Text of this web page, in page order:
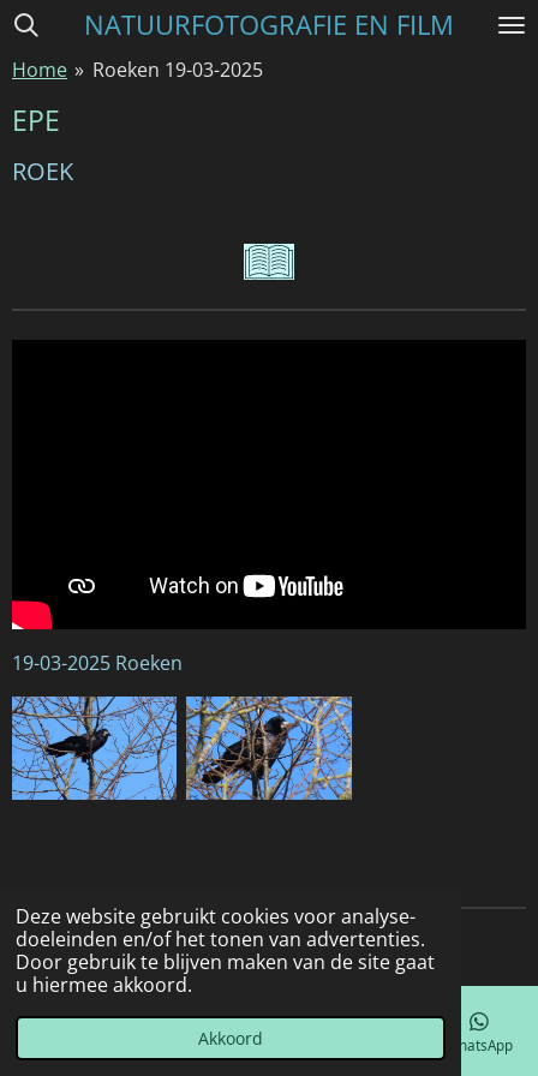
Deze website gebruikt cookies voor analyse-
doeleinden en/of het tonen van advertenties.
Door gebruik te blijven maken van de site gaat
u hiermee akkoord.
Akkoord
Ga
naar
de
NATUURFOTOGRAFIE EN FILM
Home » Roeken 19-03-2025
EPE
ROEK
19-03-2025 Roeken
© 2022 - 2026 Natuurfotografie
Telefoonnummer WhatsApp